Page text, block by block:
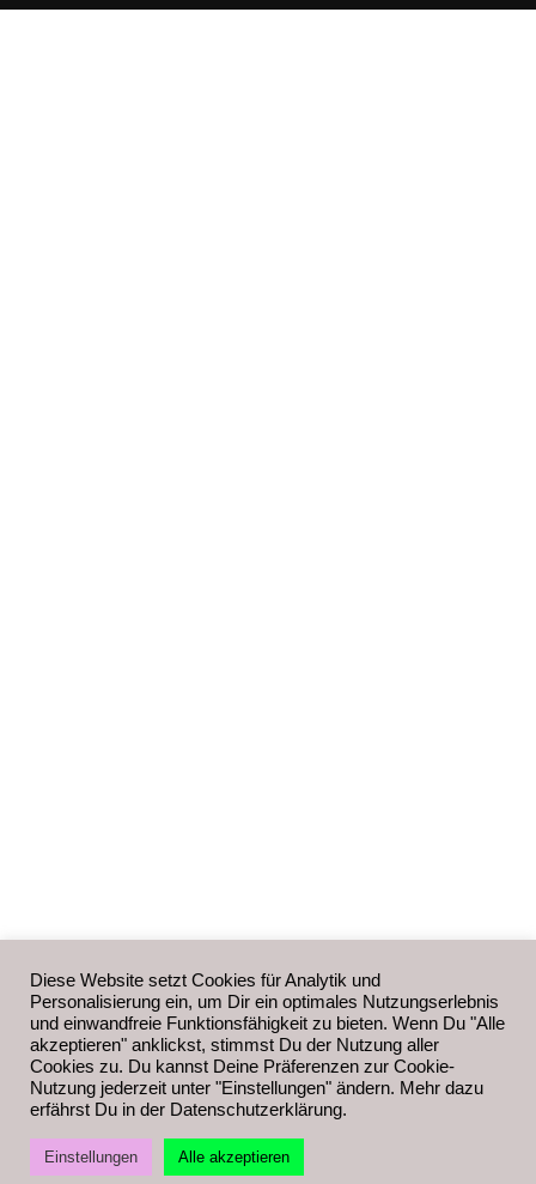
Diese Website setzt Cookies für Analytik und
Personalisierung ein, um Dir ein optimales Nutzungserlebnis
und einwandfreie Funktionsfähigkeit zu bieten. Wenn Du "Alle
akzeptieren" anklickst, stimmst Du der Nutzung aller
Cookies zu. Du kannst Deine Präferenzen zur Cookie-
Nutzung jederzeit unter "Einstellungen" ändern. Mehr dazu
erfährst Du in der Datenschutzerklärung.
Einstellungen Alle akzeptieren